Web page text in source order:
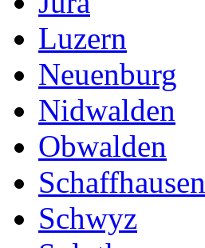
Luzern
Neuenburg
Nidwalden
Obwalden
Schaffhausen
Schwyz